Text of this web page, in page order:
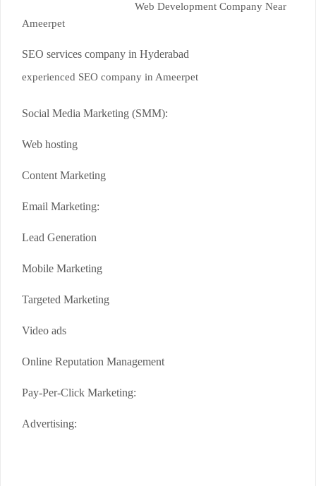
Web Development Company Near
Ameerpet
SEO services company in Hyderabad
experienced SEO company in Ameerpet
Social Media Marketing (SMM):
Web hosting
Content Marketing
Email Marketing:
Lead Generation
Mobile Marketing
Targeted Marketing
Video ads
Online Reputation Management
Pay-Per-Click Marketing:
Advertising: